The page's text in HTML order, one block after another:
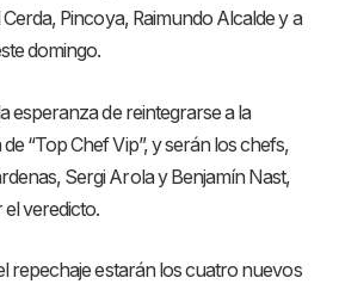
Pincoya, Raimundo Alcalde y a
domingo.
esperanza de reintegrarse a la
“Top Chef Vip”, y serán los chefs,
Sergi Arola y Benjamín Nast,
veredicto.
repechaje estarán los cuatro nuevos